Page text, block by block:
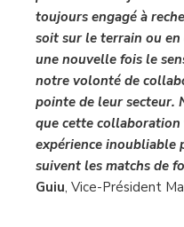
toujours engagé à
soit sur le terrain ou
une nouvelle fois le
notre volonté de
pointe de leur secteur.
que cette collaboration
expérience inoubliable
suivent les matchs de
Guiu, Vice-Président